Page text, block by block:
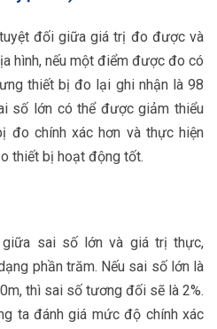
đối giữa giá trị đo được và
hình, nếu một điểm được đo có
thiết bị đo lại ghi nhận là 98
số lớn có thể được giảm thiểu
đo chính xác hơn và thực hiện
thiết bị hoạt động tốt.
sai số lớn và giá trị thực,
phần trăm. Nếu sai số lớn là
thì sai số tương đối sẽ là 2%.
ta đánh giá mức độ chính xác